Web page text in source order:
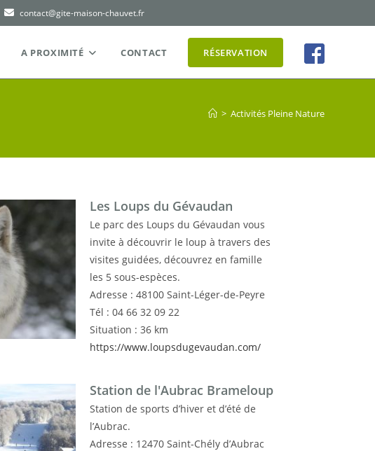
contact@gite-maison-chauvet.fr
A PROXIMITÉ CONTACT RÉSERVATION
> Activités Pleine Nature
Les Loups du Gévaudan
Le parc des Loups du Gévaudan vous
invite à découvrir le loup à travers des
visites guidées, découvrez en famille
les 5 sous-espèces.
Adresse : 48100 Saint-Léger-de-Peyre
Tél : 04 66 32 09 22
Situation : 36 km
https://www.loupsdugevaudan.com/
Station de l'Aubrac Brameloup
Station de sports d’hiver et d’été de
l’Aubrac.
Adresse : 12470 Saint-Chély d’Aubrac